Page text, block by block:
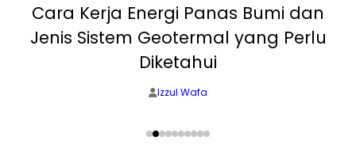
Cara Kerja Energi Panas Bumi dan
Jenis Sistem Geotermal yang Perlu
Diketahui
Izzul Wafa